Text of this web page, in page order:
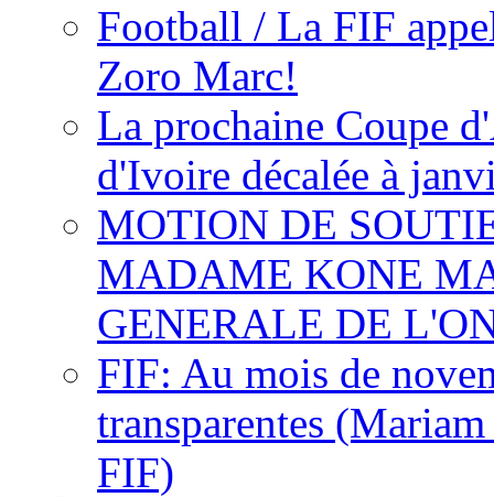
Football / La FIF
Zoro Marc!
La prochaine Coupe
d'Ivoire décalée à
MOTION DE
MADAME KONE
GENERALE DE
FIF: Au mois de
transparentes
FIF)